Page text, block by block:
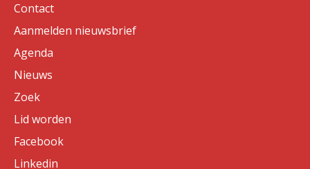
Contact
Aanmelden nieuwsbrief
Agenda
Nieuws
Zoek
Lid worden
Facebook
Linkedin